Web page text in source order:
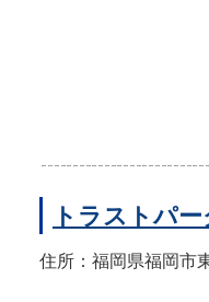
トラストパ
住所：福岡県福岡市